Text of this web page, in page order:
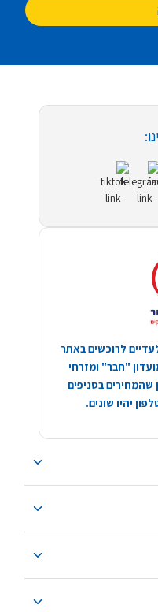
לרוכשים באתר
"חבר" ומזרחי
שהמחירים בסניפים
יהיו שונים.